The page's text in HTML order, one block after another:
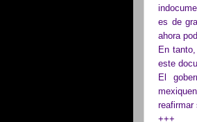
es de
ahora
En
este
El
reafirmar
+++